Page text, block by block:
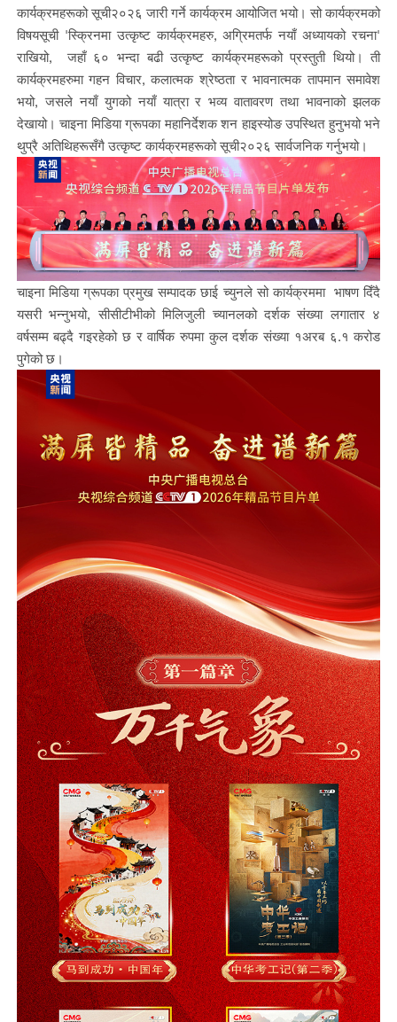
कार्यक्रमहरूको सूची२०२६ जारी गर्ने कार्यक्रम आयोजित भयो। सो कार्यक्रमको
विषयसूची 'स्क्रिनमा उत्कृष्ट कार्यक्रमहरु, अग्रिमतर्फ नयाँ अध्यायको रचना'
राखियो, जहाँ ६० भन्दा बढी उत्कृष्ट कार्यक्रमहरूको प्रस्तुती थियो। ती
कार्यक्रमहरुमा गहन विचार, कलात्मक श्रेष्ठता र भावनात्मक तापमान समावेश
भयो, जसले नयाँ युगको नयाँ यात्रा र भव्य वातावरण तथा भावनाको झलक
देखायो। चाइना मिडिया ग्रूपका महानिर्देशक शन हाइस्योङ उपस्थित हुनुभयो भने
थुप्रै अतिथिहरूसँगै उत्कृष्ट कार्यक्रमहरूको सूची२०२६ सार्वजनिक गर्नुभयो।
चाइना मिडिया ग्रूपका प्रमुख सम्पादक छाई च्युनले सो कार्यक्रममा भाषण दिँदै
यसरी भन्नुभयो, सीसीटीभीको मिलिजुली च्यानलको दर्शक संख्या लगातार ४
वर्षसम्म बढ्दै गइरहेको छ र वार्षिक रुपमा कुल दर्शक संख्या १अरब ६.१ करोड
पुगेको छ।